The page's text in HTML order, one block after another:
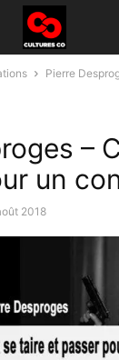
Pierre
–
un
2018